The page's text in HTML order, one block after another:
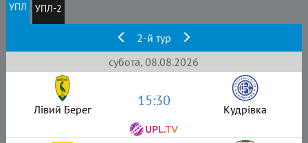
УПЛ УПЛ-2
2-й тур
субота, 08.08.2026
Лівий Берег 15:30 Кудрівка